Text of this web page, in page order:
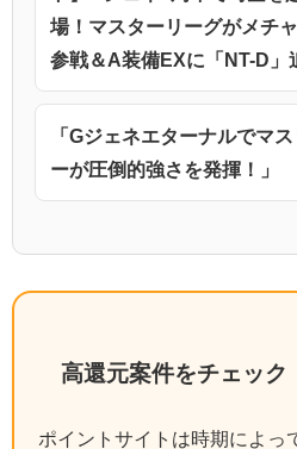
場！マスターリーグがメチ
参戦＆A装備EXに「NT-D」
「Gジェネエターナルでマ
ーが圧倒的強さを発揮！」
高還元案件をチェック
ポイントサイトは時期によっ